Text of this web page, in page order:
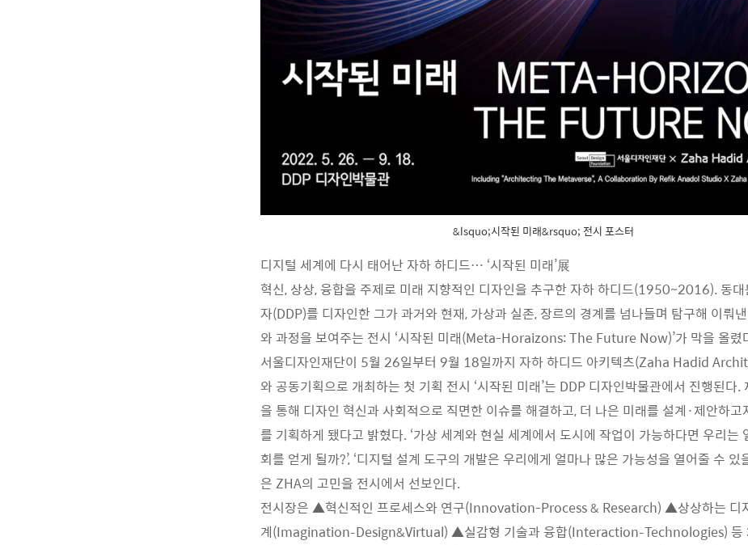
&lsquo;시작된 미래&rsquo; 전시 포스터
디지털 세계에 다시 태어난 자하 하디드… ‘시작된 미래’展
혁신, 상상, 융합을 주제로 미래 지향적인 디자인을 추구한 자하 하디드(1950~2016). 동
자(DDP)를 디자인한 그가 과거와 현재, 가상과 실존, 장르의 경계를 넘나들며 탐구해 이뤄
와 과정을 보여주는 전시 ‘시작된 미래(Meta-Horaizons: The Future Now)’가 막을 올렸
서울디자인재단이 5월 26일부터 9월 18일까지 자하 하디드 아키텍츠(Zaha Hadid
와 공동기획으로 개최하는 첫 기획 전시 ‘시작된 미래’는 DDP 디자인박물관에서 진행된다.
을 통해 디자인 혁신과 사회적으로 직면한 이슈를 해결하고, 더 나은 미래를 설계·제안하고
를 기획하게 됐다고 밝혔다. ‘가상 세계와 현실 세계에서 도시에 작업이 가능하다면 우리는
회를 얻게 될까?’, ‘디지털 설계 도구의 개발은 우리에게 얼마나 많은 가능성을 열어줄 수 있
은 ZHA의 고민을 전시에서 선보인다.
전시장은 ▲혁신적인 프로세스와 연구(Innovation-Process & Research) ▲상상하는 디
계(Imagination–Design&Virtual) ▲실감형 기술과 융합(Interaction–Technologies) 등